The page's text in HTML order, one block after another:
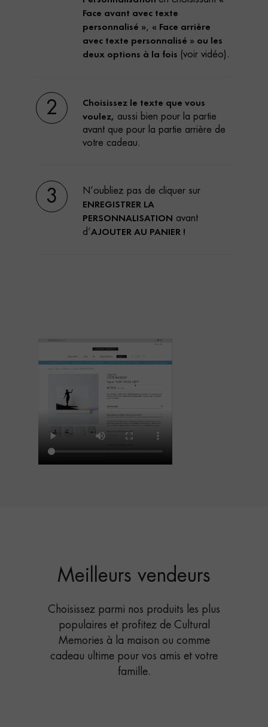
Face avant avec texte
personnalisé », « Face arrière
avec texte personnalisé » ou les
deux options à la fois (voir vidéo).
2
Choisissez le texte que vous
voulez, aussi bien pour la partie
avant que pour la partie arrière de
votre cadeau.
3 N’oubliez pas de cliquer sur
ENREGISTRER LA
PERSONNALISATION avant
d’AJOUTER AU PANIER !
Meilleurs vendeurs
Choisissez parmi nos produits les plus
populaires et profitez de Cultural
Memories à la maison ou comme
cadeau ultime pour vos amis et votre
famille.